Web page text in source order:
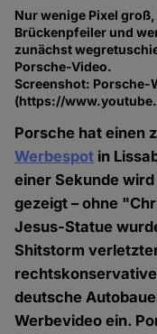
Nur wenige Pixel
Brückenpfeiler und
zunächst
Porsche-Video.
Screenshot: Porsche-
(https://
Porsche hat einen
Werbespot in
einer Sekunde
gezeigt – ohne
Jesus-Statue
Shitstorm
deutsche
Werbevideo ein.